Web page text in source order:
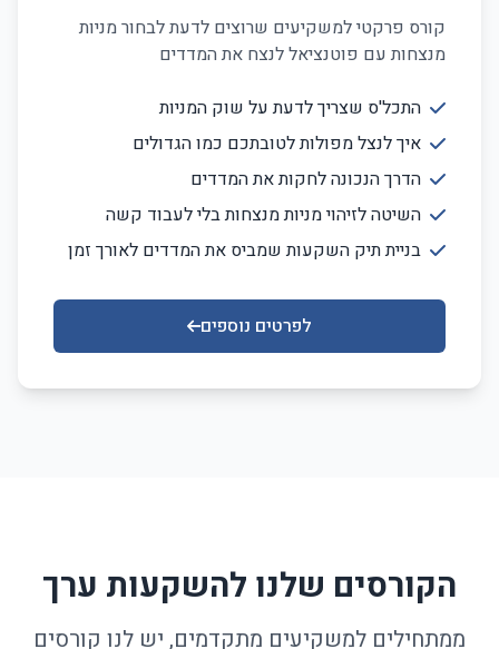
קורס פרקטי למשקיעים שרוצים לדעת לבחור מניות
מנצחות עם פוטנציאל לנצח את המדדים
התכל'ס שצריך לדעת על שוק המניות
איך לנצל מפולות לטובתכם כמו הגדולים
הדרך הנכונה לחקות את המדדים
השיטה לזיהוי מניות מנצחות בלי לעבוד קשה
בניית תיק השקעות שמביס את המדדים לאורך זמן
לפרטים נוספים
הקורסים שלנו להשקעות ערך
ממתחילים למשקיעים מתקדמים, יש לנו קורסים